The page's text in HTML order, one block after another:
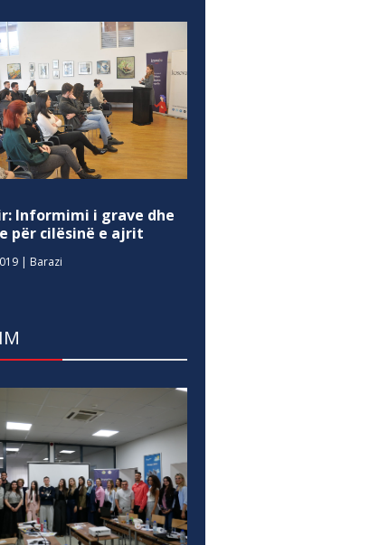
Informimi i grave dhe
për cilësinë e ajrit
| Barazi